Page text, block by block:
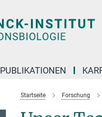
PUBLIKATIONEN
Startseite Forschung